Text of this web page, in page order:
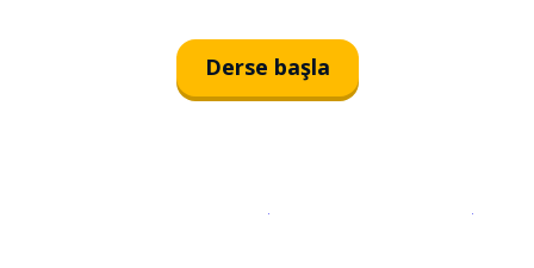
Derse başla